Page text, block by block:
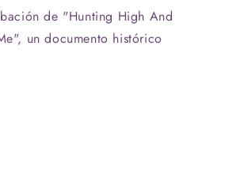
de "Hunting High And
un documento histórico